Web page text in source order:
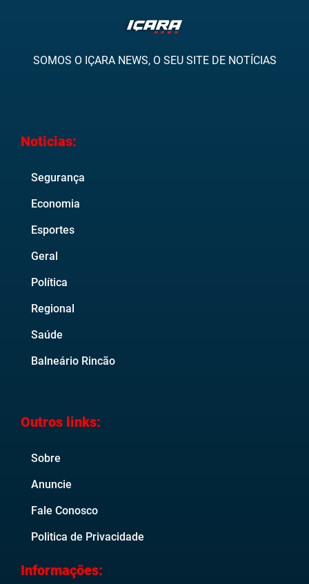
SOMOS O IÇARA NEWS, O SEU SITE DE NOTÍCIAS
Noticias:
Segurança
Economia
Esportes
Geral
Política
Regional
Saúde
Balneário Rincão
Outros links:
Sobre
Anuncie
Fale Conosco
Politica de Privacidade
Informações: